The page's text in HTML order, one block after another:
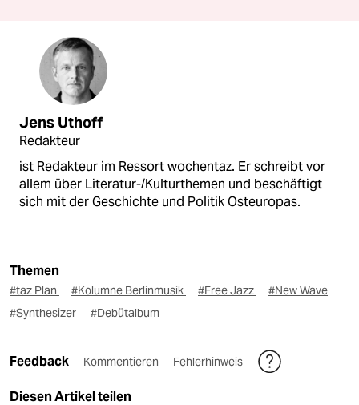
Jens Uthoff
Redakteur
ist Redakteur im Ressort wochentaz. Er schreibt vor
allem über Literatur-/Kulturthemen und beschäftigt
sich mit der Geschichte und Politik Osteuropas.
Themen
#taz Plan #Kolumne Berlinmusik #Free Jazz
#New Wave
#Synthesizer
#Debütalbum
Feedback Kommentieren Fehlerhinweis
Diesen Artikel teilen